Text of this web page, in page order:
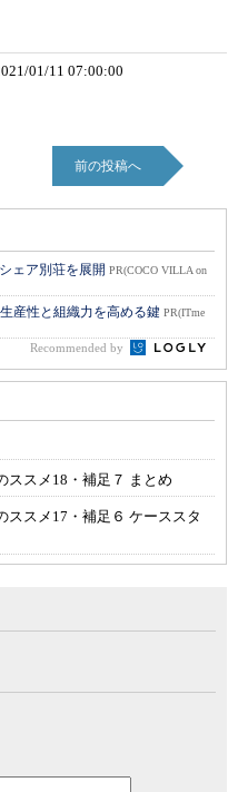
01/11 07:00:00
前の投稿へ
ェア別荘を展開 PR(COCO VILLA on
産性と組織力を高める鍵 PR(ITme
Recommended by
スメ18・補足７ まとめ
スメ17・補足６ ケーススタ